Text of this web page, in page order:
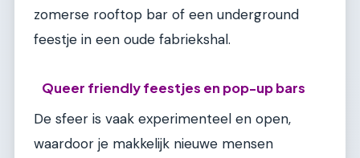
zomerse rooftop bar of een underground
feestje in een oude fabriekshal.
Queer friendly feestjes en pop-up bars
De sfeer is vaak experimenteel en open,
waardoor je makkelijk nieuwe mensen